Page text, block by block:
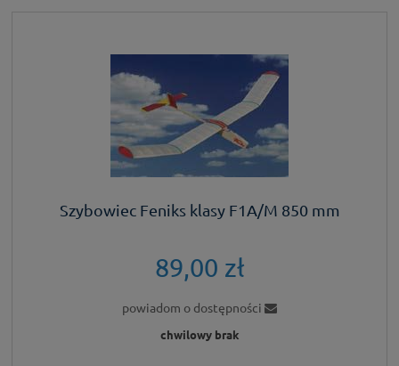
Szybowiec Feniks klasy F1A/M 850 mm
89,00 zł
powiadom o dostępności
chwilowy brak